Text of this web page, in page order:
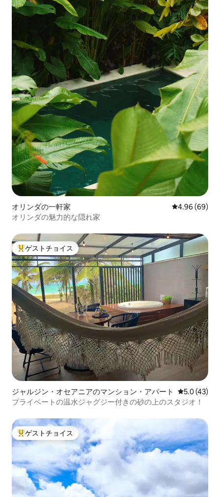
オリンダの一軒家 レビュー69件
4.96 (69)
オリンダの魅力的な隠れ家
大好評のゲストチョイスです。
ゲストチョイス
ジャルジン・オセアニアのマンション・アパート レビュー43
5.0 (43)
プライベートの温水ジャグジー付きの砂の上のスタジオ！
大好評のゲストチョイスです。
ゲストチョイス